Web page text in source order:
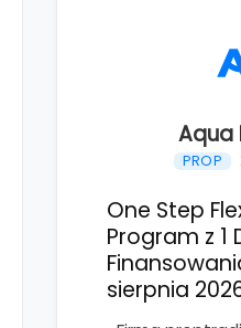
Aqua
PROP
One Step
Program z 1
sierpnia